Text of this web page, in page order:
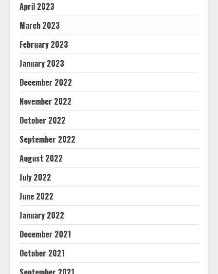
April 2023
March 2023
February 2023
January 2023
December 2022
November 2022
October 2022
September 2022
August 2022
July 2022
June 2022
January 2022
December 2021
October 2021